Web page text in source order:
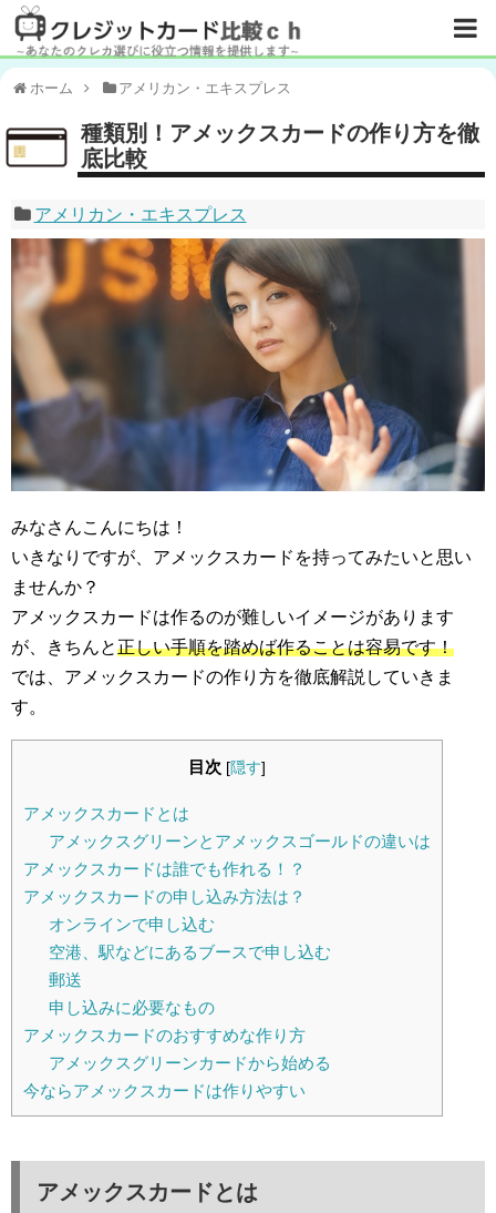
ホーム アメリカン・エキスプレス
種類別！アメックスカードの作り方を徹
底比較
アメリカン・エキスプレス
みなさんこんにちは！
いきなりですが、アメックスカードを持ってみたいと思い
ませんか？
アメックスカードは作るのが難しいイメージがあります
が、きちんと正しい手順を踏めば作ることは容易です！
では、アメックスカードの作り方を徹底解説していきま
す。
目次 [隠す]
アメックスカードとは
アメックスグリーンとアメックスゴールドの違いは
アメックスカードは誰でも作れる！？
アメックスカードの申し込み方法は？
オンラインで申し込む
空港、駅などにあるブースで申し込む
郵送
申し込みに必要なもの
アメックスカードのおすすめな作り方
アメックスグリーンカードから始める
今ならアメックスカードは作りやすい
アメックスカードとは